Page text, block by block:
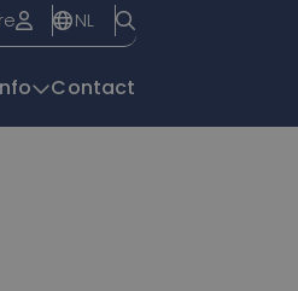
NL
Contact